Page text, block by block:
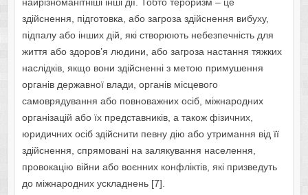
найрізноманітніші інші дії. Тобто тероризм – це
здійснення, підготовка, або загроза здійснення вибуху,
підпалу або інших дій, які створюють небезпечність для
життя або здоров’я людини, або загроза настання тяжких
наслідків, якщо вони здійсненні з метою примушення
органів державної влади, органів місцевого
самоврядування або повноважних осіб, міжнародних
організацій або їх представників, а також фізичних,
юридичних осіб здійснити певну дію або утримання від її
здійснення, спрямовані на залякування населення,
провокацію війни або воєнних конфліктів, які призведуть
до міжнародних ускладнень [7].